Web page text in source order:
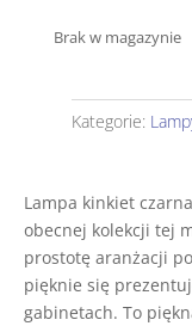
Brak w magazynie
Kategorie:
Lampa kinkiet
obecnej kolekcji tej
prostotę aranżacji
pięknie się
gabinetach. To